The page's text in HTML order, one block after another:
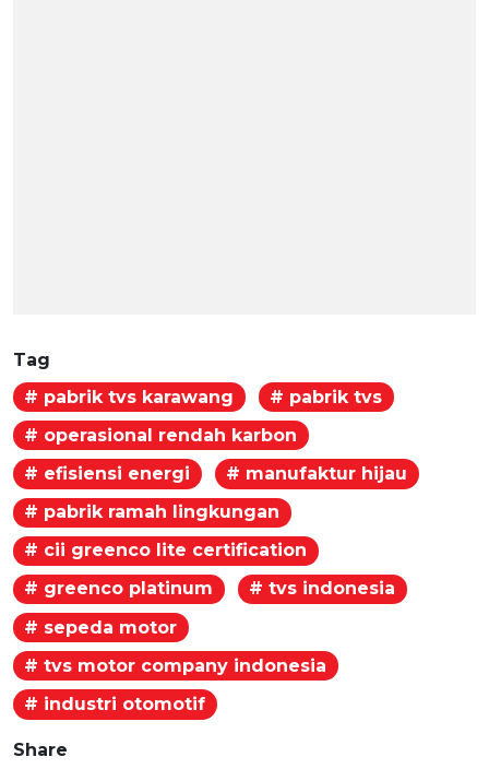
Tag
# pabrik tvs karawang
# pabrik tvs
# operasional rendah karbon
# efisiensi energi
# manufaktur hijau
# pabrik ramah lingkungan
# cii greenco lite certification
# greenco platinum
# tvs indonesia
# sepeda motor
# tvs motor company indonesia
# industri otomotif
Share